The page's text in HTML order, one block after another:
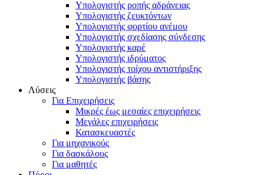
Υπολογιστής ροπής αδράνειας
Υπολογιστής ζευκτόντων
Υπολογιστής φορτίου ανέμου
Υπολογιστής σχεδίασης σύνδεσης
Υπολογιστής καρέ
Υπολογιστής ιδρύματος
Υπολογιστής τοίχου αντιστήριξης
Υπολογιστής βάσης
Λύσεις
Για Επιχειρήσεις
Μικρές έως μεσαίες επιχειρήσεις
Μεγάλες επιχειρήσεις
Κατασκευαστές
Για μηχανικούς
Για δασκάλους
Για μαθητές